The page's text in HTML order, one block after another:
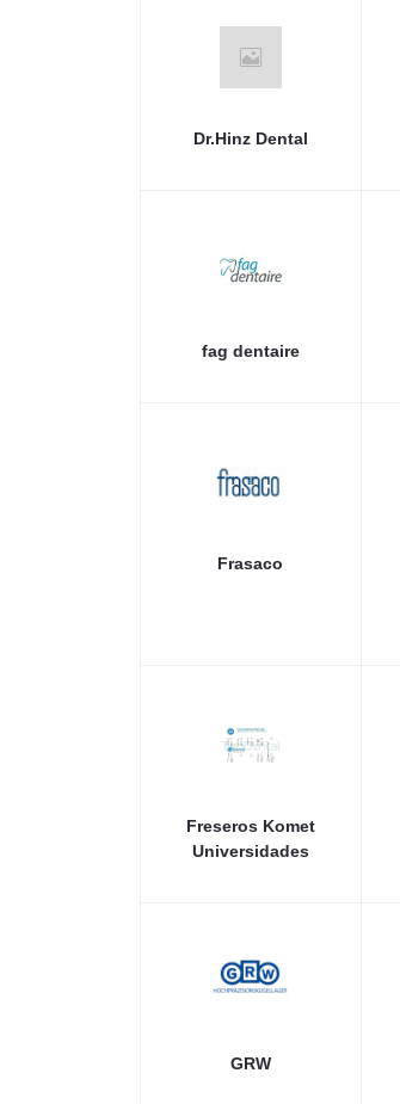
Dr.Hinz Dental
fag dentaire
Frasaco
Freseros Komet
Universidades
GRW